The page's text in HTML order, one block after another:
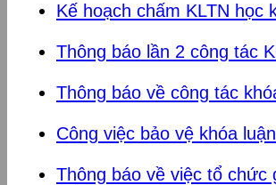
Kế hoạch chấm KLTN học
Thông báo lần 2 công tác
Thông báo về công tác
Công việc bảo vệ khóa
Thông báo về việc tổ chức